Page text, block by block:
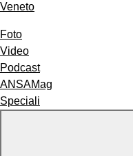
Veneto
Foto
Video
Podcast
ANSAMag
Speciali